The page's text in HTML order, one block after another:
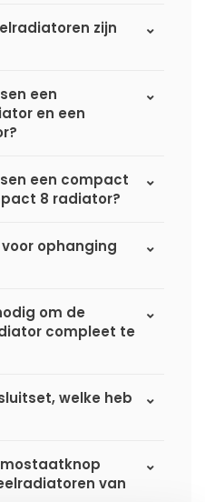
zijn
een
en een
een compact
8 radiator?
ophanging
om de
compleet te
welke heb
van